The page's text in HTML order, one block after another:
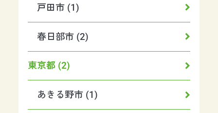
戸田市 (1)
春日部市 (2)
東京都 (2)
あきる野市 (1)